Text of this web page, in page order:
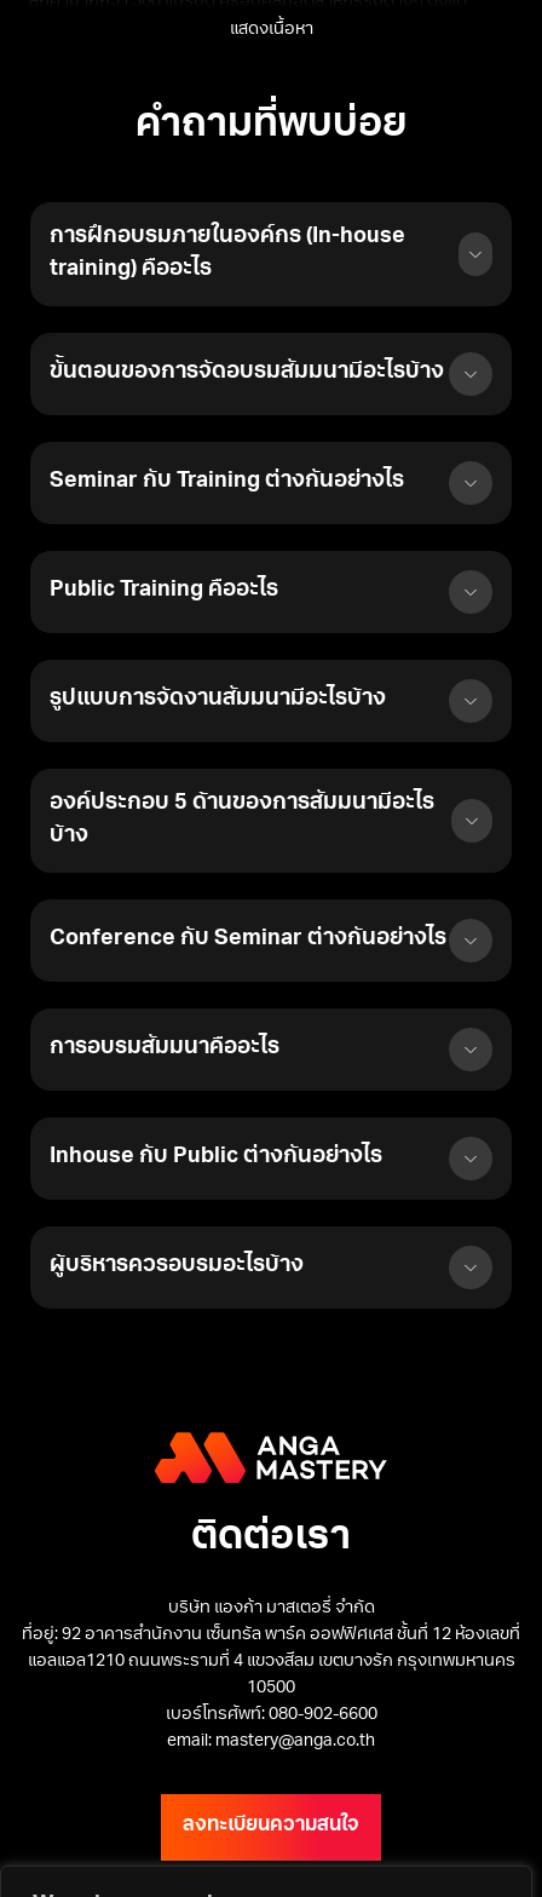
ธนาคาร คลินิก โรงแรม ยานยนต์ ไปจนถึงสตาร์ทอัพ ทีมผู้สอนเป็นผู้
Performance Marketing Tools ในการทำงานจริงทุกวัน ทำให้
สามารถถ่ายทอดประสบการณ์และแก้ไขปัญหาได้ตรงจุด การได้รับ
บริการ และการที่ผู้บริหารอย่าง K. GAIN ได้รับการยกย่องเป็น
Shortlisted top 10 CEO จาก CEO Insights Asia Magazine
Inhouse Training กับ ANGA
MASTERY
การเลือกใช้บริการ Inhouse Training กับ ANGA MASTERY จะได้รับ
ประโยชน์หลายด้าน เริ่มจากความสามารถในการปรับแต่งเนื้อหาให้ตรง
ผู้เรียนสามารถนำปัญหาจริงจากการทำงานมาปรึกษาและหาแนวทาง
แก้ไขได้ในระหว่างการอบรม เนื่องจากวิทยากรมีประสบการณ์จาก
การทำงานกับธุรกิจหลากหลายประเภท ความคุ้มค่าในด้านเวลาและค่า
ใช้จ่าย เมื่อมีพนักงานหลายคนเข้าร่วม การจัด Inhouse Training จะ
ประหยัดกว่าการส่งพนักงานไปเรียน Public Training บรรยากาศการ
เรียนรู้ที่เป็นกันเอง ทำให้พนักงานกล้าซักถามและแสดงความคิดเห็น
คอร์สอบรมภายในองค์กร
ANGA MASTERY สอนโดยมือ
อาชีพ
Digital Marketing อย่างครบวงจร โดยแบ่งเป็นโมดูลหลัก ได้แก่ SEO
Strategy, Google Ads Management, Facebook Ads
Optimization, Google Analytics 4 และ Google Tag Manager คอร์ส
เรียน SEO เน้นการสอนการวิเคราะห์คำสำคัญ การเขียน Content ที่
เป็นมิตรกับ Search Engine และการใช้ที่ปรึกษา SEO
เพื่อวางกลยุทธ์
บริษัทรับทำ SEOที่มี
ตั้งค่า Campaign ที่มีประสิทธิภาพ การวิเคราะห์ข้อมูลเพื่อปรับปรุง
ROI และการใช้ Google Analytics 4 ในการติดตาม Conversion อย่าง
แม่นยำ Google Tag Manager ช่วยให้ทีม Marketing สามารถติดตั้ง
สัมมนา ควรเริ่มอย่างไร
การเตรียมการก่อนจัดอบรมสัมมนาเป็นขั้นตอนสำคัญที่จะส่งผลต่อ
Assessment เพื่อประเมินระดับความรู้ปัจจุบันของทีมและช่องว่างที่
ต้องการพัฒนา กำหนดวัตถุประสงค์ที่ชัดเจนและวัดผลได้ เช่น เพิ่ม
ทราฟฟิกเว็บไซต์ 30% ใน 6 เดือน หรือปรับปรุง Conversion Rate
จาก Google Ads 15% ภายใน 3 เดือน เป็นต้น เลือกรูปแบบการอบรม
ที่เหมาะสมกับลักษณะของทีมและธุรกิจ พิจารณาปัจจัยต่างๆ เช่น
จำนวนผู้เข้าร่วม งบประมาณ เวลาที่มี และระดับความรู้พื้นฐานของผู้
และเสนอแนะโครงการที่ตอบโจทย์
แสดงเนื้อหา
คำถามที่พบบ่อย
การฝึกอบรมภายในองค์กร (In-house
training) คืออะไร
ขั้นตอนของการจัดอบรมสัมมนามีอะไรบ้าง
Seminar กับ Training ต่างกันอย่างไร
Public Training คืออะไร
รูปแบบการจัดงานสัมมนามีอะไรบ้าง
องค์ประกอบ 5 ด้านของการสัมมนามีอะไร
บ้าง
Conference กับ Seminar ต่างกันอย่างไร
การอบรมสัมมนาคืออะไร
Inhouse กับ Public ต่างกันอย่างไร
ผู้บริหารควรอบรมอะไรบ้าง
ติดต่อเรา
บริษัท แองก้า มาสเตอรี่ จำกัด
ที่อยู่: 92 อาคารสำนักงาน เซ็นทรัล พาร์ค ออฟฟิศเศส ชั้นที่ 12 ห้องเลขที่
แอลแอล1210 ถนนพระรามที่ 4 แขวงสีลม เขตบางรัก กรุงเทพมหานคร
10500
เบอร์โทรศัพท์: 080-902-6600
email: mastery@anga.co.th
ลงทะเบียนความสนใจ